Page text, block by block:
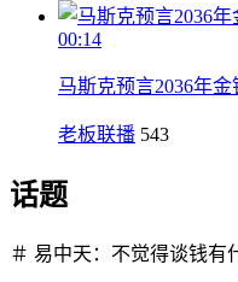
00:14
马斯克预言2036年
老板联播 543
话题
＃ 易中天：不觉得谈钱有